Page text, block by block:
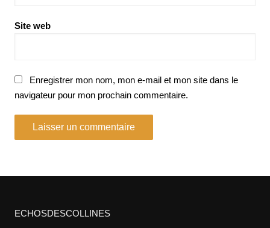
Site web
Enregistrer mon nom, mon e-mail et mon site dans le
navigateur pour mon prochain commentaire.
ECHOSDESCOLLINES